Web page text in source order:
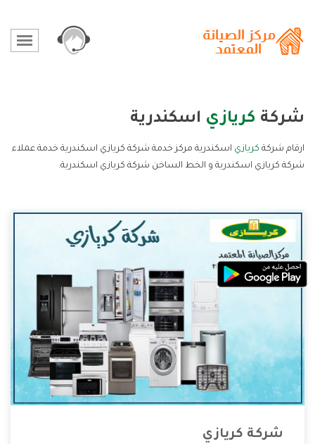
شركة كريازي اسكندرية
ارقام شركة كريازي اسكندرية مركز خدمة شركة كريازي اسكندرية خدمة عملاء
شركة كريازي اسكندرية و الخط الساخن شركة كريازي اسكندرية.
شركة كريازي